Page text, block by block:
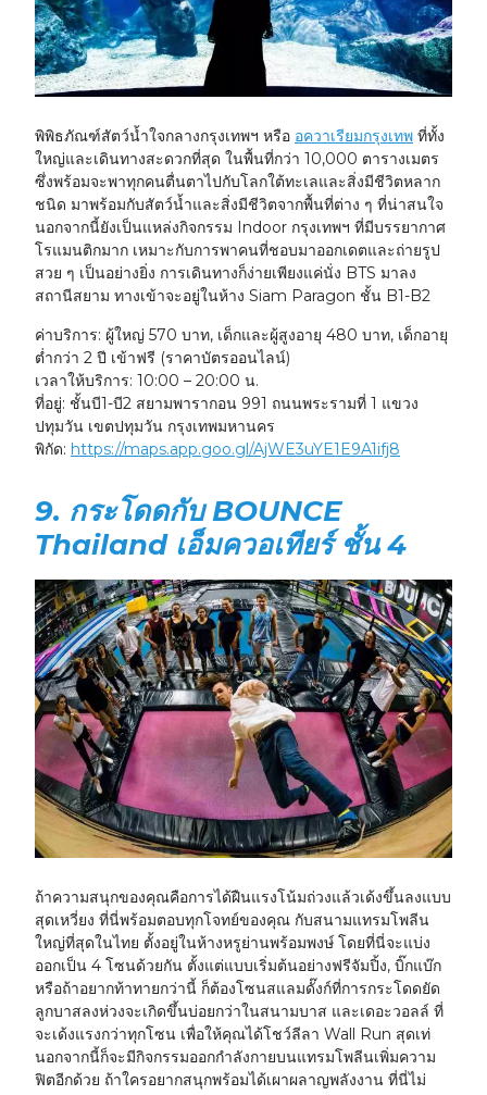
พิพิธภัณฑ์สัตว์น้ำใจกลางกรุงเทพฯ หรือ อควาเรียมกรุงเทพ ที่ทั้ง
ใหญ่และเดินทางสะดวกที่สุด ในพื้นที่กว่า 10,000 ตารางเมตร
ซึ่งพร้อมจะพาทุกคนตื่นตาไปกับโลกใต้ทะเลและสิ่งมีชีวิตหลาก
ชนิด มาพร้อมกับสัตว์น้ำและสิ่งมีชีวิตจากพื้นที่ต่าง ๆ ที่น่าสนใจ
นอกจากนี้ยังเป็นแหล่งกิจกรรม Indoor กรุงเทพฯ ที่มีบรรยากาศ
โรแมนติกมาก เหมาะกับการพาคนที่ชอบมาออกเดตและถ่ายรูป
สวย ๆ เป็นอย่างยิ่ง การเดินทางก็ง่ายเพียงแค่นั่ง BTS มาลง
สถานีสยาม ทางเข้าจะอยู่ในห้าง Siam Paragon ชั้น B1-B2
ค่าบริการ: ผู้ใหญ่ 570 บาท, เด็กและผู้สูงอายุ 480 บาท, เด็กอายุ
ต่ำกว่า 2 ปี เข้าฟรี (ราคาบัตรออนไลน์)
เวลาให้บริการ: 10:00 – 20:00 น.
ที่อยู่: ชั้นบี1-บี2 สยามพารากอน 991 ถนนพระรามที่ 1 แขวง
ปทุมวัน เขตปทุมวัน กรุงเทพมหานคร
พิกัด: https://maps.app.goo.gl/AjWE3uYE1E9A1ifj8
9. กระโดดกับ BOUNCE
Thailand เอ็มควอเทียร์ ชั้น 4
ถ้าความสนุกของคุณคือการได้ฝืนแรงโน้มถ่วงแล้วเด้งขึ้นลงแบบ
สุดเหวี่ยง ที่นี่พร้อมตอบทุกโจทย์ของคุณ กับสนามแทรมโพลีน
ใหญ่ที่สุดในไทย ตั้งอยู่ในห้างหรูย่านพร้อมพงษ์ โดยที่นี่จะแบ่ง
ออกเป็น 4 โซนด้วยกัน ตั้งแต่แบบเริ่มต้นอย่างฟรีจัมปิ้ง, บิ๊กแบ๊ก
หรือถ้าอยากท้าทายกว่านี้ ก็ต้องโซนสแลมดั๊งก์ที่การกระโดดยัด
ลูกบาสลงห่วงจะเกิดขึ้นบ่อยกว่าในสนามบาส และเดอะวอลล์ ที่
จะเด้งแรงกว่าทุกโซน เพื่อให้คุณได้โชว์ลีลา Wall Run สุดเท่
นอกจากนี้ก็จะมีกิจกรรมออกกำลังกายบนแทรมโพลีนเพิ่มความ
ฟิตอีกด้วย ถ้าใครอยากสนุกพร้อมได้เผาผลาญพลังงาน ที่นี่ไม่